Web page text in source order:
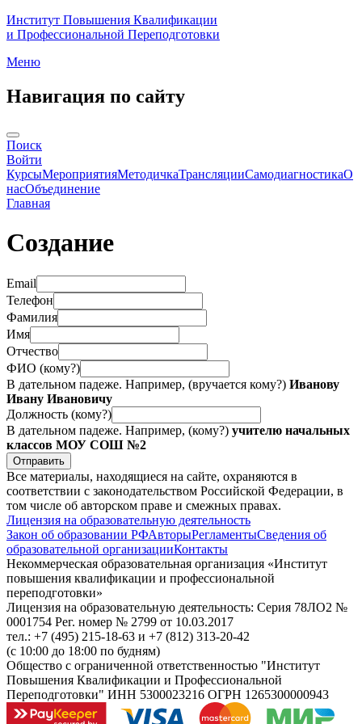
Институт Повышения Квалификации
и Профессиональной Переподготовки
Меню
Навигация по сайту
Поиск
Войти
КурсыМероприятияМетодичкаТрансляцииСамодиагностикаО
насОбъединение
Главная
Создание
Email
Телефон
Фамилия
Имя
Отчество
ФИО (кому?)
В дательном падеже. Например, (вручается кому?) Иванову
Ивану Ивановичу
Должность (кому?)
В дательном падеже. Например, (кому?) учителю начальных
классов МОУ СОШ №2
Отправить
Все материалы, находящиеся на сайте, охраняются в
соответствии с законодательством Российской Федерации, в
том числе об авторском праве и смежных правах.
Лицензия на образовательную деятельность
Закон об образовании РФАвторыРегламентыСведения об
образовательной организацииКонтакты
Некоммерческая образовательная организация «Институт
повышения квалификации и профессиональной
переподготовки»
Лицензия на образовательную деятельность: Серия 78ЛО2 №
0001754 Рег. номер № 2799 от 10.03.2017
тел.: +7 (495) 215-18-63 и +7 (812) 313-20-42
(с 10:00 до 18:00 по будням)
Общество с ограниченной ответственностью "Институт
Повышения Квалификации и Профессиональной
Переподготовки" ИНН 5300023216 ОГРН 1265300000943